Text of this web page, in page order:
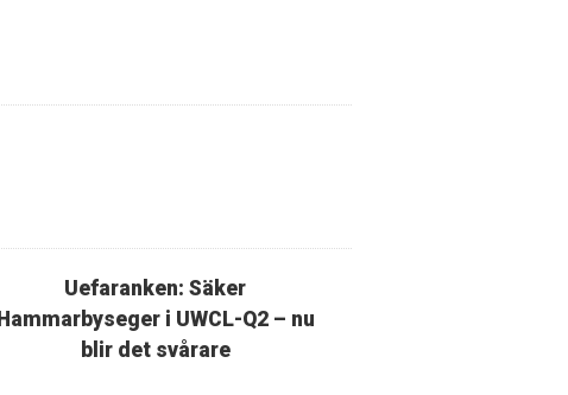
Uefaranken: Säker
Hammarbyseger i UWCL-Q2 – nu
blir det svårare